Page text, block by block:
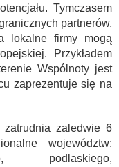
Tymczasem
partnerów,
lokalne firmy mogą
Przykładem
Wspólnoty jest
zaprezentuje się na
zaledwie 6
województw:
podlaskiego,